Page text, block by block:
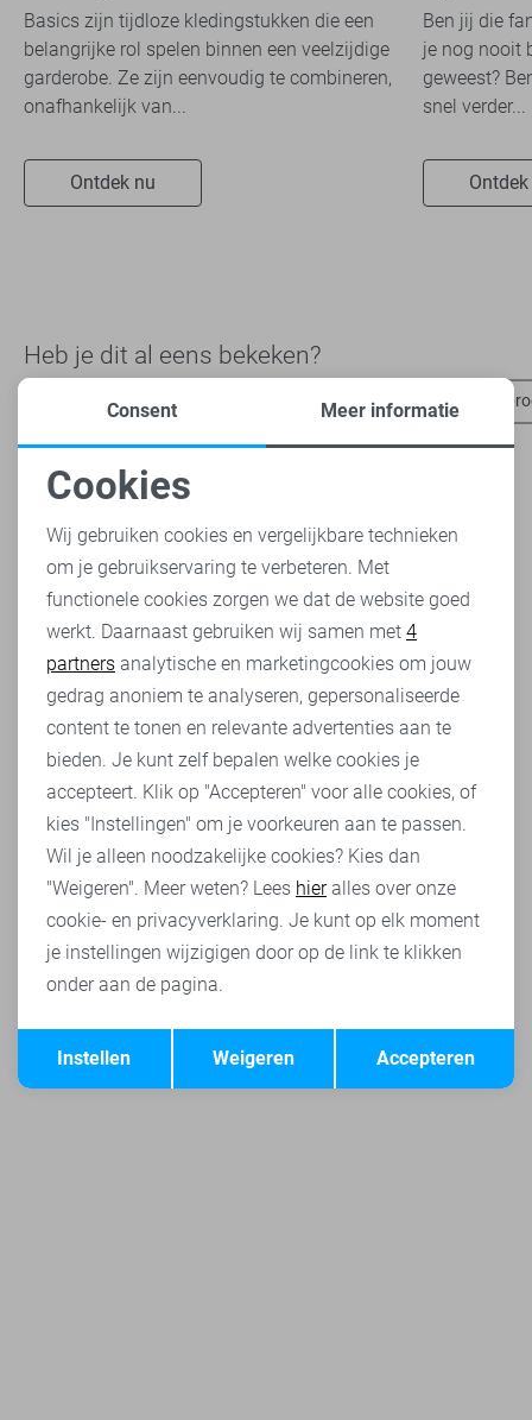
Basics zijn tijdloze kledingstukken die een
belangrijke rol spelen binnen een veelzijdige
garderobe. Ze zijn eenvoudig te combineren,
onafhankelijk van...
Ontdek nu
Ben jij die
je nog nooit
geweest?
snel verder...
Heb je dit al eens bekeken?
Lyle & Scott polo`s Jack & Jones broeken Only & Sons
Noodzakelijke cookies
Personalisatie cookies
Analytische cookies
Marketing cookies
Terug Opslaan
Consent Meer informatie
Cookies
Wij gebruiken cookies en vergelijkbare technieken
om je gebruikservaring te verbeteren. Met
functionele cookies zorgen we dat de website goed
werkt. Daarnaast gebruiken wij samen met 4
partners analytische en marketingcookies om jouw
gedrag anoniem te analyseren, gepersonaliseerde
content te tonen en relevante advertenties aan te
bieden. Je kunt zelf bepalen welke cookies je
accepteert. Klik op "Accepteren" voor alle cookies, of
kies "Instellingen" om je voorkeuren aan te passen.
Wil je alleen noodzakelijke cookies? Kies dan
"Weigeren". Meer weten? Lees hieralles over onze
cookie- en privacyverklaring. Je kunt op elk moment
je instellingen wijzigigen door op de link te klikken
onder aan de pagina.
Accepteren
Weigeren
Instellen